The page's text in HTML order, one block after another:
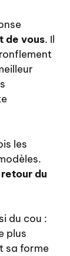
de vous. Il
les
du
du cou :
plus
sa forme